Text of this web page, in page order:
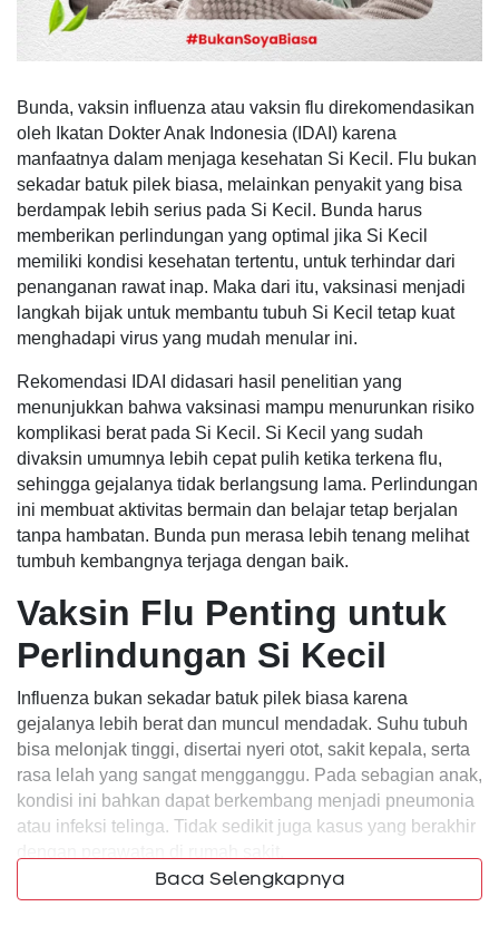
Bunda, vaksin influenza atau vaksin flu direkomendasikan
oleh Ikatan Dokter Anak Indonesia (IDAI) karena
manfaatnya dalam menjaga kesehatan Si Kecil. Flu bukan
sekadar batuk pilek biasa, melainkan penyakit yang bisa
berdampak lebih serius pada Si Kecil. Bunda harus
memberikan perlindungan yang optimal jika Si Kecil
memiliki kondisi kesehatan tertentu, untuk terhindar dari
penanganan rawat inap. Maka dari itu, vaksinasi menjadi
langkah bijak untuk membantu tubuh Si Kecil tetap kuat
menghadapi virus yang mudah menular ini.
Rekomendasi IDAI didasari hasil penelitian yang
menunjukkan bahwa vaksinasi mampu menurunkan risiko
komplikasi berat pada Si Kecil. Si Kecil yang sudah
divaksin umumnya lebih cepat pulih ketika terkena flu,
sehingga gejalanya tidak berlangsung lama. Perlindungan
ini membuat aktivitas bermain dan belajar tetap berjalan
tanpa hambatan. Bunda pun merasa lebih tenang melihat
tumbuh kembangnya terjaga dengan baik.
Vaksin Flu Penting untuk
Perlindungan Si Kecil
Influenza bukan sekadar batuk pilek biasa karena
gejalanya lebih berat dan muncul mendadak. Suhu tubuh
bisa melonjak tinggi, disertai nyeri otot, sakit kepala, serta
rasa lelah yang sangat mengganggu. Pada sebagian anak,
kondisi ini bahkan dapat berkembang menjadi pneumonia
atau infeksi telinga. Tidak sedikit juga kasus yang berakhir
Si Kecil di bawah usia lima tahun umumnya memiliki daya
Baca Selengkapnya